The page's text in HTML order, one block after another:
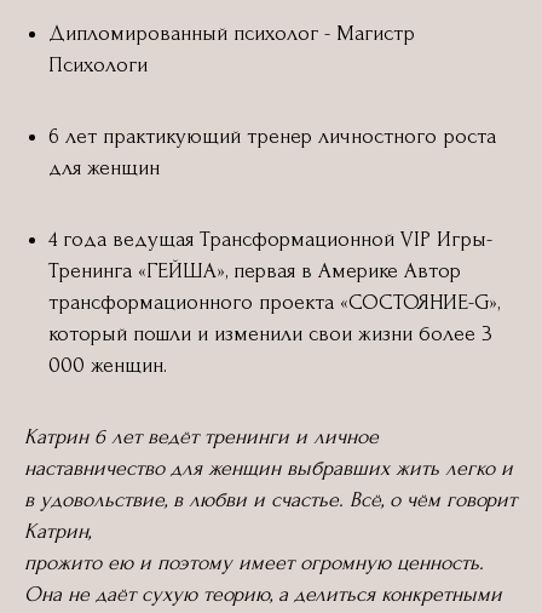
Дипломированный психолог - Магистр
Психологи
6 лет практикующий тренер личностного роста
для женщин
4 года ведущая Трансформационной VIP Игры-
Тренинга «ГЕЙША», первая в Америке Автор
трансформационного проекта «СОСТОЯНИЕ-G»,
который пошли и изменили свои жизни более 3
000 женщин.
Катрин 6 лет ведёт тренинги и личное
наставничество для женщин выбравших жить легко и
в удовольствие, в любви и счастье. Всё, о чём говорит
Катрин,
прожито ею и поэтому имеет огромную ценность.
Она не даёт сухую теорию, а делиться конкретными